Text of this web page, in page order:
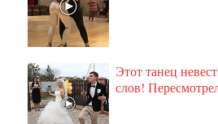
Этот танец
слов!